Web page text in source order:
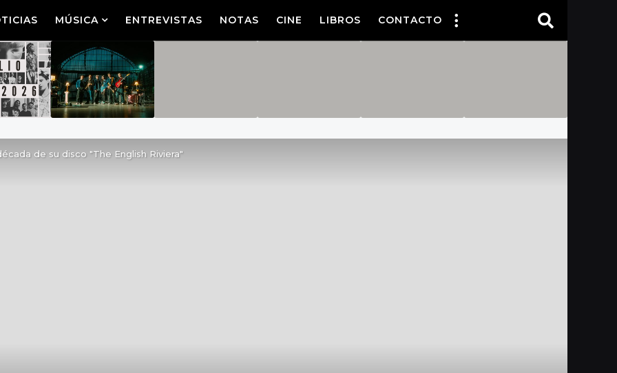
MÚSICA ENTREVISTAS NOTAS CINE LIBROS CONTACTO
de su disco "The English Riviera"